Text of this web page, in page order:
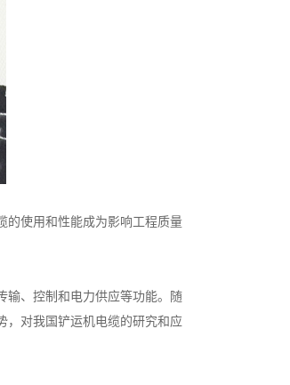
的使用和性能成为影响工程质量
输、控制和电力供应等功能。随
，对我国铲运机电缆的研究和应